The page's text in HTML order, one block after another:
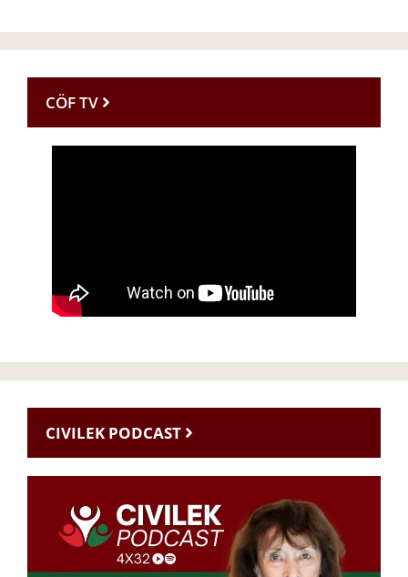
CÖF TV
CIVILEK PODCAST